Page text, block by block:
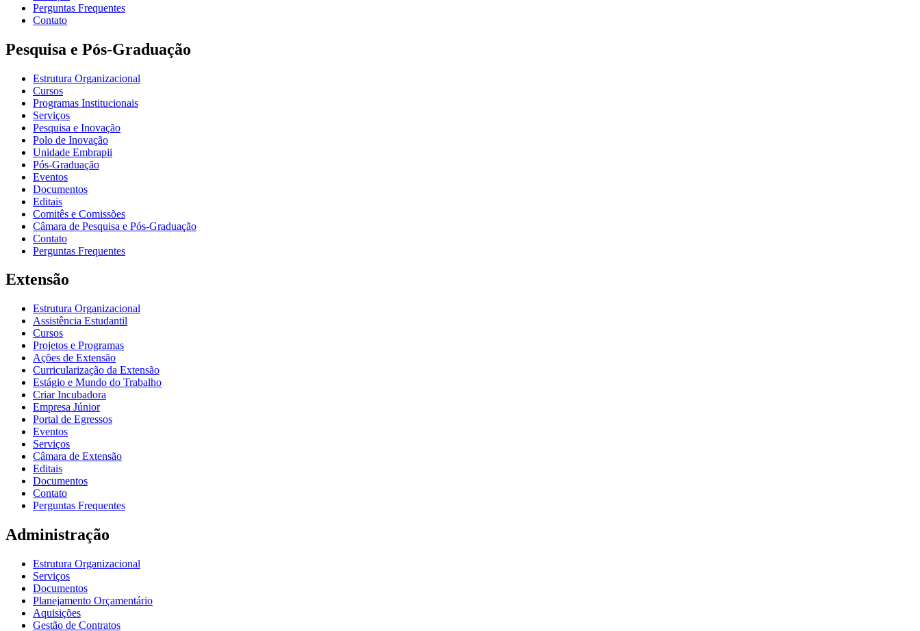
Perguntas Frequentes
Contato
Pesquisa e Pós-Graduação
Estrutura Organizacional
Cursos
Programas Institucionais
Serviços
Pesquisa e Inovação
Polo de Inovação
Unidade Embrapii
Pós-Graduação
Eventos
Documentos
Editais
Comitês e Comissões
Câmara de Pesquisa e Pós-Graduação
Contato
Perguntas Frequentes
Extensão
Estrutura Organizacional
Assistência Estudantil
Cursos
Projetos e Programas
Ações de Extensão
Curricularização da Extensão
Estágio e Mundo do Trabalho
Criar Incubadora
Empresa Júnior
Portal de Egressos
Eventos
Serviços
Câmara de Extensão
Editais
Documentos
Contato
Perguntas Frequentes
Administração
Estrutura Organizacional
Serviços
Documentos
Planejamento Orçamentário
Aquisições
Gestão de Contratos